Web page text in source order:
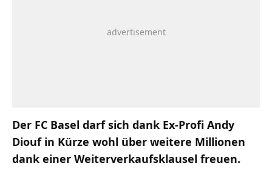
Der FC Basel darf sich dank Ex-Profi Andy
Diouf in Kürze wohl über weitere Millionen
dank einer Weiterverkaufsklausel freuen.